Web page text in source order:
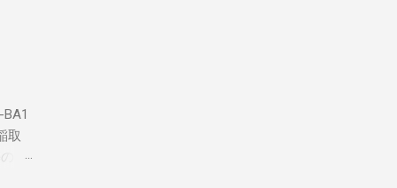
取
た